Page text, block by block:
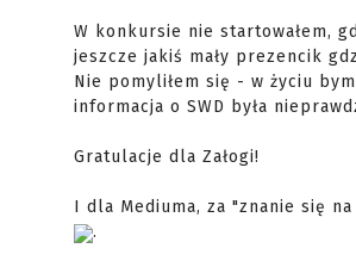
W konkursie nie startowałem,
jeszcze jakiś mały prezencik
Nie pomyliłem się - w życiu
informacja o SWD była
Gratulacje dla Załogi!
I dla Mediuma, za "znanie się
.